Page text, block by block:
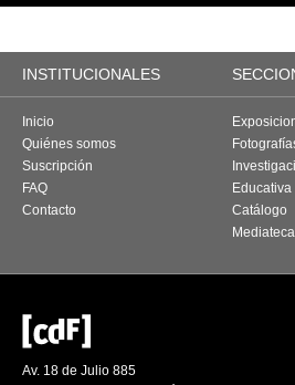
INSTITUCIONALES
Inicio
Quiénes somos
Suscripción
FAQ
Contacto
Educativa
Catálogo
Mediateca
Av. 18 de Julio 885